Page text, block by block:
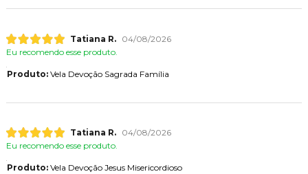
Tatiana R.
04/08/2026
Eu recomendo esse produto.
Produto:Vela Devoção Sagrada Família
Tatiana R.
04/08/2026
Eu recomendo esse produto.
Produto:Vela Devoção Jesus Misericordioso